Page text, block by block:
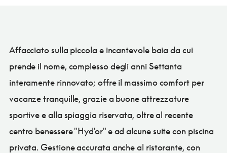
Affacciato sulla piccola e incantevole baia da cui
prende il nome, complesso degli anni Settanta
interamente rinnovato; offre il massimo comfort per
vacanze tranquille, grazie a buone attrezzature
sportive e alla spiaggia riservata, oltre al recente
centro benessere "Hyd'or" e ad alcune suite con piscina
privata. Gestione accurata anche al ristorante, con